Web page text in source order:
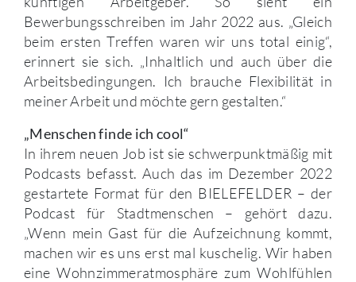
Bewerbungsschreiben im Jahr 2022 aus. „Gleich
beim ersten Treffen waren wir uns total einig“,
erinnert sie sich. „Inhaltlich und auch über die
Arbeitsbedingungen. Ich brauche Flexibilität in
meiner Arbeit und möchte gern gestalten.“
„Menschen finde ich cool“
In ihrem neuen Job ist sie schwerpunktmäßig mit
Podcasts befasst. Auch das im Dezember 2022
gestartete Format für den BIELEFELDER – der
Podcast für Stadtmenschen – gehört dazu.
„Wenn mein Gast für die Aufzeichnung kommt,
machen wir es uns erst mal kuschelig. Wir haben
eine Wohnzimmeratmosphäre zum Wohlfühlen